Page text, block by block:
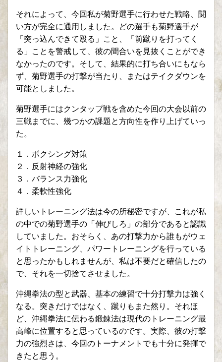
それによって、今回私が菊野選手に行わせた戦略、闘
い方が完全に通用しました。どの選手も菊野選手が
「突っ込んできて殴る」こと、「前蹴りを打ってく
る」ことを警戒して、彼の間合いを見抜くことができ
なかったのです。そして、結果的に打ち合いにもなら
ず、菊野選手の打撃が当たり、またはテイクダウンを
可能としました。
菊野選手にはクンタップ戦を含めた今回の大会以前の
三戦までに、幾つかの課題と方向性を作り上げていっ
た。
１．ボクシング対策
２．反射神経の強化
３．バランス力強化
４．柔軟性強化
詳しいトレーニング法は今の所秘密ですが、これが私
の中での菊野選手の「伸びしろ」の部分であると認識
していました。おそらく、あの打撃力から誰もがウェ
イトトレーニング、パワートレーニングを行っている
と思ったかもしれませんが、私は不要だと確信したの
で、それを一切捨てさせました。
沖縄拳法の型と武器、基本の練習で十分打撃力は強く
なる。突きだけではなく、蹴りもまた然り。それほ
ど、沖縄拳法に伝わる鍛錬法は現代のトレーニング最
高峰に位置すると思っているのです。実際、彼の打撃
力の強烈さは、今回のトーナメントでも十分に発揮で
きたと思う。